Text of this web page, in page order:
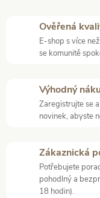
Ověřená
E-shop s více
se komunitě
Výhodný
Zaregistrujte se
novinek, abyste
Zákaznická
Potřebujete
pohodlný a
18 hodin).